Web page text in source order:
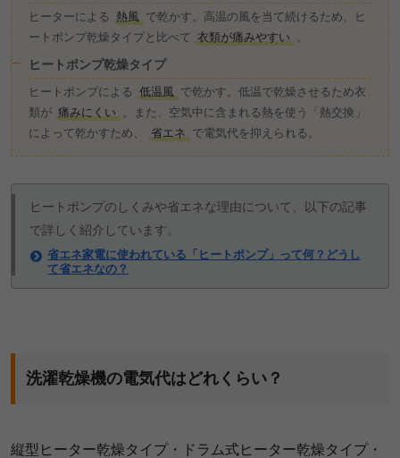
ヒーターによる 熱風 で乾かす。高温の風を当て続けるため、ヒ
ートポンプ乾燥タイプと比べて 衣類が痛みやすい
ヒートポンプ乾燥タイプ
ヒートポンプによる 低温風 で乾かす。低温で乾燥させるため衣
類が 痛みにくい
。また、空気中に含まれる熱を使う「熱交換」
によって乾かすため、
省エネ で電気代を抑えられる。
ヒートポンプのしくみや省エネな理由について、以下の記事
で詳しく紹介しています。
省エネ家電に使われている「ヒートポンプ」って何？どうし
て省エネなの？
洗濯乾燥機の電気代はどれくらい？
縦型ヒーター乾燥タイプ・ドラム式ヒーター乾燥タイプ・